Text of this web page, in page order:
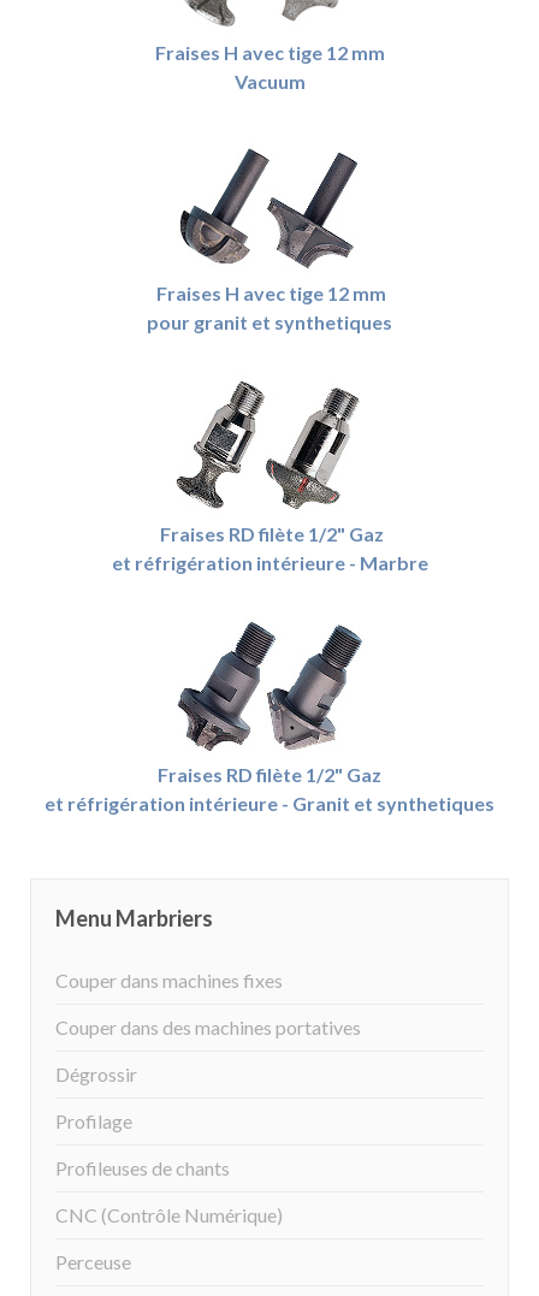
Fraises H avec tige 12 mm
Vacuum
Fraises H avec tige 12 mm
pour granit et synthetiques
Fraises RD filète 1/2" Gaz
et réfrigération intérieure - Marbre
Fraises RD filète 1/2" Gaz
et réfrigération intérieure - Granit et synthetiques
Menu Marbriers
Couper dans machines fixes
Couper dans des machines portatives
Dégrossir
Profilage
Profileuses de chants
CNC (Contrôle Numérique)
Perceuse